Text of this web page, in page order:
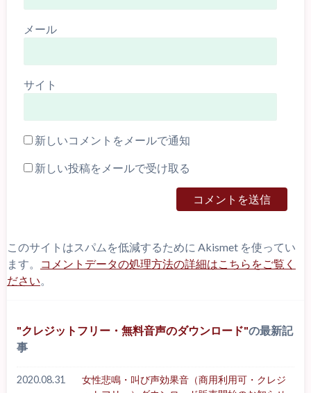
メール
サイト
新しいコメントをメールで通知
新しい投稿をメールで受け取る
このサイトはスパムを低減するために Akismet を使ってい
ます。
コメントデータの処理方法の詳細はこちらをご覧く
ださい。
クレジットフリー・無料音声のダウンロード の最新記
事
2020.08.31
女性悲鳴・叫び声効果音（商用利用可・クレジ